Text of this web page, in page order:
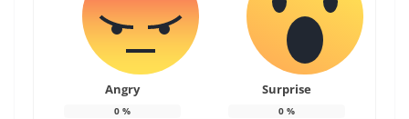
Angry
0%
Surprise
0 %